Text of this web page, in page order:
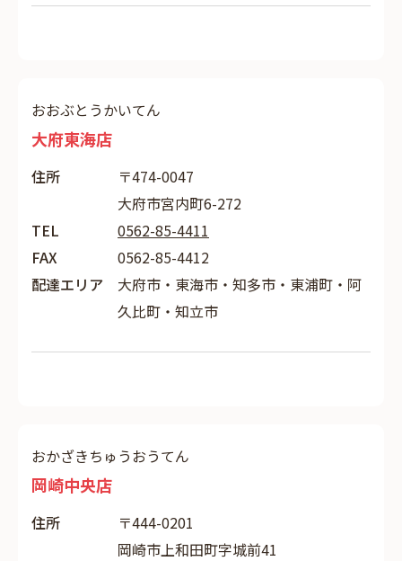
おおぶとうかいてん
大府東海店
住所
〒474-0047
大府市宮内町6-272
TEL
0562-85-4411
FAX
0562-85-4412
配達エリア
大府市・東海市・知多市・東浦町・阿
久比町・知立市
おかざきちゅうおうてん
岡崎中央店
住所
〒444-0201
岡崎市上和田町字城前41